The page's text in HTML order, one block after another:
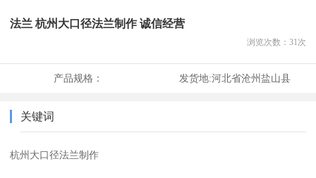
法兰 杭州大口径法兰制作 诚信经营
浏览次数： 31 次
产品规格： 发货地:河北省沧州盐山县
关键词
杭州大口径法兰制作